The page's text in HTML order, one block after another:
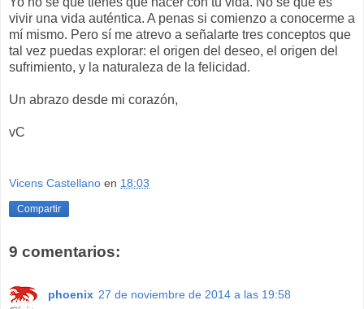
vivir una vida auténtica. A penas si comienzo a conocerme a
mí mismo. Pero sí me atrevo a señalarte tres conceptos que
tal vez puedas explorar: el origen del deseo, el origen del
sufrimiento, y la naturaleza de la felicidad.
Un abrazo desde mi corazón,
vC
Vicens Castellano en 18:03
Compartir
9 comentarios:
phoenix 27 de noviembre de 2014 a las 19:58